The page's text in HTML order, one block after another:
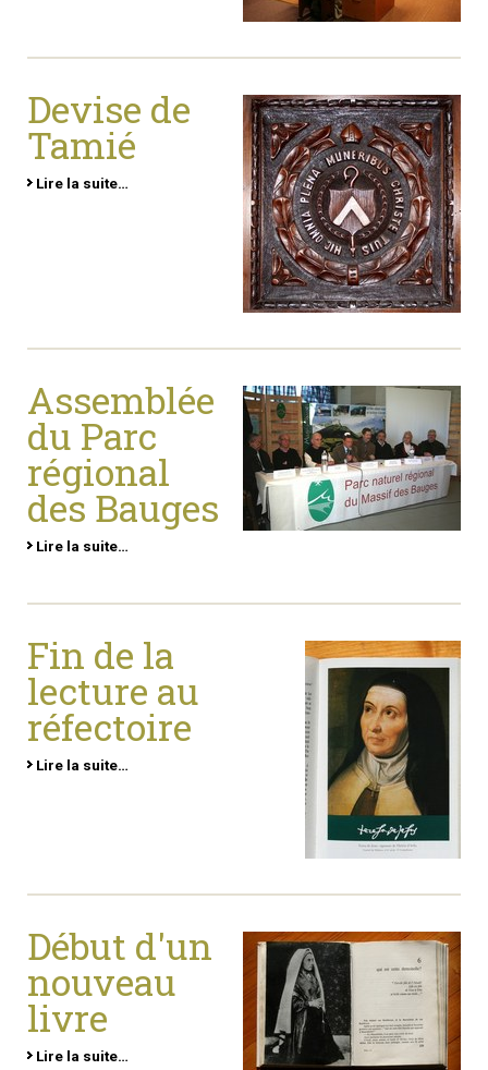
Devise de
Tamié
Lire la suite…
Assemblée
du Parc
régional
des Bauges
Lire la suite…
Fin de la
lecture au
réfectoire
Lire la suite…
Début d'un
nouveau
livre
Lire la suite…